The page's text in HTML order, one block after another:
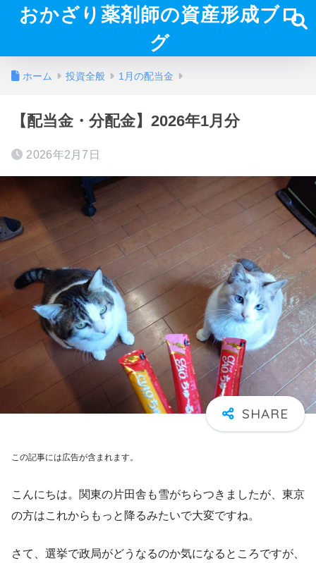
おかざり薬剤師の資産形成ブロ
グ
ホーム 投資全般 1月の配当金
【配当金・分配金】2026年1月分
2026年2月7日
この記事には広告が含まれます。
こんにちは。関東の片田舎も雪がちらつきましたが、東京
の方はこれからもっと降るみたいで大変ですね。
さて、選挙で政局がどうなるのか気になるところですが、